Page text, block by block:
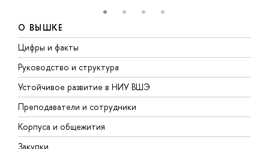
О ВЫШКЕ
Цифры и факты
Руководство и структура
Устойчивое развитие в НИУ ВШЭ
Преподаватели и сотрудники
Корпуса и общежития
Закупки